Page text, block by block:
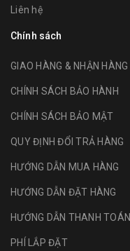
Liên hệ
Chính sách
GIAO HÀNG & NHẬN HÀNG
CHÍNH SÁCH BẢO HÀNH
CHÍNH SÁCH BẢO MẬT
QUY ĐỊNH ĐỔI TRẢ HÀNG
HƯỚNG DẪN MUA HÀNG
HƯỚNG DẪN ĐẶT HÀNG
HƯỚNG DẪN THANH TOÁN
PHÍ LẮP ĐẶT